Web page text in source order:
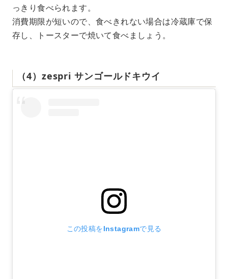
っきり食べられます。
消費期限が短いので、食べきれない場合は冷蔵庫で保
存し、トースターで焼いて食べましょう。
（4）zespri サンゴールドキウイ
この投稿をInstagramで見る